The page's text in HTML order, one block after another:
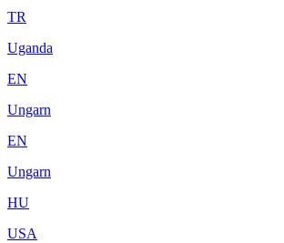
TR
Uganda
EN
Ungarn
EN
Ungarn
HU
USA